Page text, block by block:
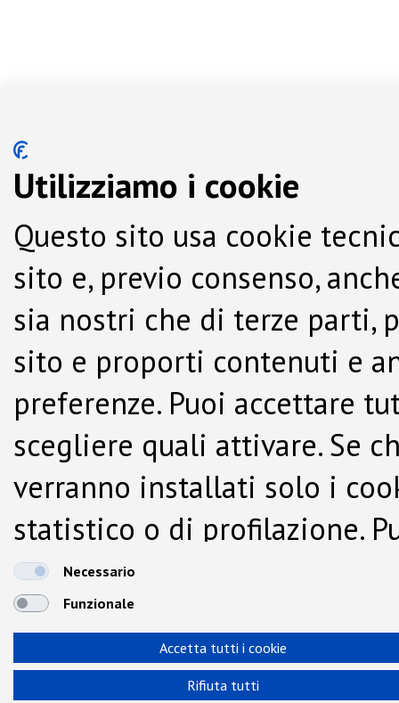
Utilizziamo i cookie
Questo sito usa cookie
sito e, previo consenso,
sia nostri che di terze parti,
sito e proporti contenuti e
preferenze. Puoi accettare
scegliere quali attivare. Se
verranno installati solo i
statistico o di profilazione.
dalla Cookie Policy.
Necessario
Funzionale
Accetta tutti i cookie
Rifiuta tutti